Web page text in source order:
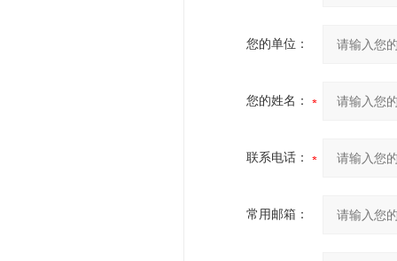
您的单位：
您的姓名：
联系电话：
常用邮箱：